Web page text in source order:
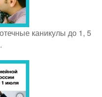
каникулы до 1, 5